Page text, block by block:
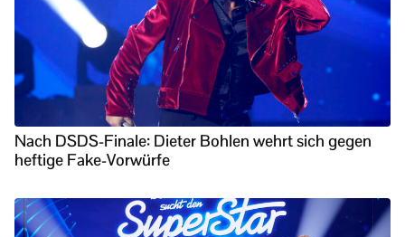
Nach DSDS-Finale: Dieter Bohlen wehrt sich gegen
heftige Fake-Vorwürfe